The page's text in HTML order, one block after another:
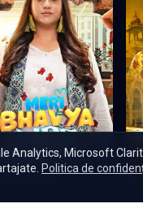
Analytics, Microsoft
Politica de
Bhavya Life Ek